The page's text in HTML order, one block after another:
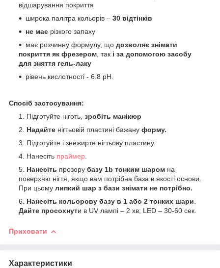
відшарування покриття
широка палітра кольорів – 30 відтінків
не має різкого запаху
має розчинну формулу, що дозволяє знімати
покриття як фрезером , так і за допомогою засобу
для зняття гель-лаку
рівень кислотності - 6.8 рН.
Спосіб застосування:
Підготуйте ніготь, зробіть манікюр
Надайте нігтьовій пластині бажану форму.
Підготуйте і знежирте нігтьову пластину.
Нанесіть праймер
Нанесіть прозору базу 1b тонким шаром на
поверхню нігтя, якщо вам потрібна база в якості основи.
При цьому липкий шар з бази знімати не потрібно.
Нанесіть кольорову базу в 1 або 2 тонких шари
Дайте просохнути в UV лампі – 2 хв; LED – 30-60 сек.
Приховати
Характеристики